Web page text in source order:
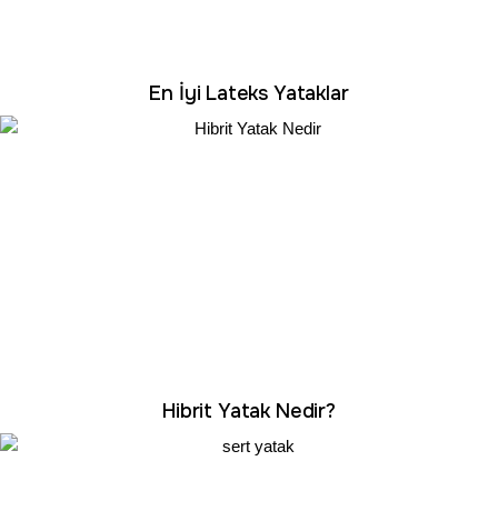
En İyi Lateks Yataklar
Hibrit Yatak Nedir?